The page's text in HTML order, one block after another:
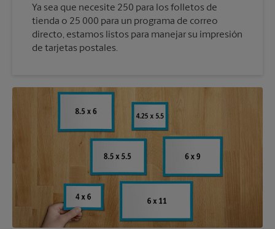
Ya sea que necesite 250 para los folletos de
tienda o 25 000 para un programa de correo
directo, estamos listos para manejar su impresión
de tarjetas postales.